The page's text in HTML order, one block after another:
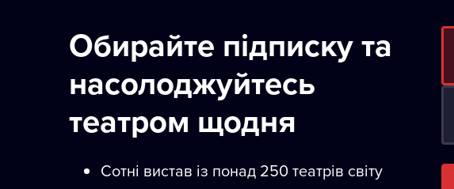
Обирайте підписку та
насолоджуйтесь
театром щодня
Сотні вистав із понад 250 театрів світу